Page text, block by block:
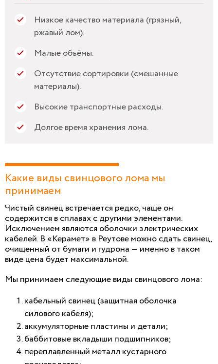
Низкое качество материала (грязный,
ржавый лом).
Малые объёмы.
Отсутствие сортировки (смешанные
материалы).
Высокие транспортные расходы.
Долгое время хранения лома.
Какие виды свинцового лома мы
принимаем
Чистый свинец встречается редко, чаще он
содержится в сплавах с другими элементами.
Исключением являются оболочки электрических
кабелей. В «Керамет» в Реутове можно сдать свинец,
очищенный от бумаги и гудрона — именно в таком
виде цена будет максимальной.
Мы принимаем следующие виды свинцового лома:
кабельный свинец (защитная оболочка
силового кабеля);
аккумуляторные пластины и детали;
баббитовые вкладыши подшипников;
переплавленный металл кустарного